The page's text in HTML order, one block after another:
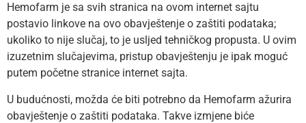
Hemofarm je sa svih stranica na ovom internet sajtu
postavio linkove na ovo obavještenje o zaštiti podataka;
ukoliko to nije slučaj, to je usljed tehničkog propusta. U ovim
izuzetnim slučajevima, pristup obavještenju je ipak moguć
putem početne stranice internet sajta.
U budućnosti, možda će biti potrebno da Hemofarm ažurira
obavještenje o zaštiti podataka. Takve izmjene biće